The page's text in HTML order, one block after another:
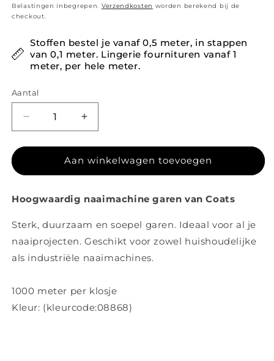
Belastingen inbegrepen. Verzendkosten worden berekend bij de
checkout.
Stoffen bestel je vanaf 0,5 meter, in stappen
van 0,1 meter. Lingerie fournituren vanaf 1
meter, per hele meter.
Aantal
Aantal verlagen voor Coats garen 08868
Aantal verhogen voor Coats garen
Aan winkelwagen toevoegen
Hoogwaardig naaimachine garen van Coats
Sterk, duurzaam en soepel garen. Ideaal voor al je
naaiprojecten. Geschikt voor zowel huishoudelijke
als industriële naaimachines.
1000 meter per klosje
Kleur: (kleurcode:08868)